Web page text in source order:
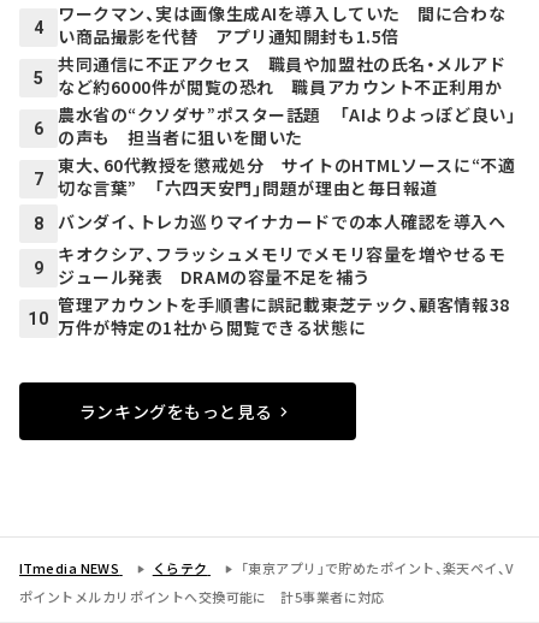
4
ワークマン、実は画像生成AIを導入していた 間に合わな
い商品撮影を代替 アプリ通知開封も1.5倍
5
共同通信に不正アクセス 職員や加盟社の氏名・メルアド
など約6000件が閲覧の恐れ 職員アカウント不正利用か
6
農水省の“クソダサ”ポスター話題 「AIよりよっぽど良い」
の声も 担当者に狙いを聞いた
7
東大、60代教授を懲戒処分 サイトのHTMLソースに“不適
切な言葉” 「六四天安門」問題が理由と毎日報道
8 バンダイ、トレカ巡りマイナカードでの本人確認を導入へ
9
キオクシア、フラッシュメモリでメモリ容量を増やせるモ
ジュール発表 DRAMの容量不足を補う
10
管理アカウントを手順書に誤記載――東芝テック、顧客情報38
万件が特定の1社から閲覧できる状態に
ランキングをもっと見る
ITmedia NEWS くらテク
「東京アプリ」で貯めたポイント、楽天ペイ、V
ポイントメルカリポイントへ交換可能に 計5事業者に対応